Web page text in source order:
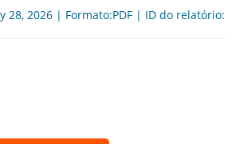
28, 2026 | Formato:PDF | ID do relatório: